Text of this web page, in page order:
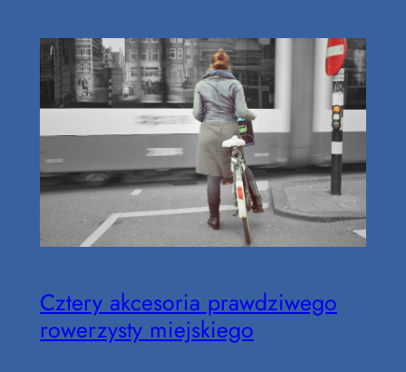
Cztery akcesoria prawdziwego
rowerzysty miejskiego